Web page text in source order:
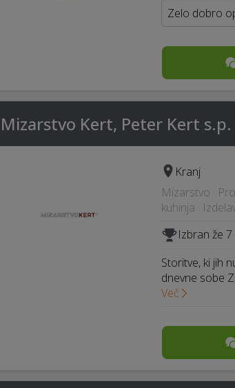
Zelo dobro
Mizarstvo Kert, Peter Kert s.p.
Kranj
Mizarstvo ·
kuhinja ·
Izbran že
Storitve, ki jih
dnevne sobe
Več